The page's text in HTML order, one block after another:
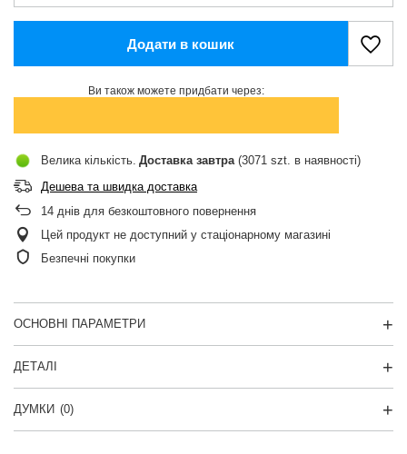
Додати в кошик
Ви також можете придбати через:
Велика кількість Доставка завтра (3071 szt. в наявності)
Дешева та швидка доставка
14 днів для безкоштовного повернення
Цей продукт не доступний у стаціонарному магазині
Безпечні покупки
ОСНОВНІ ПАРАМЕТРИ
ДЕТАЛІ
ДУМКИ (0)